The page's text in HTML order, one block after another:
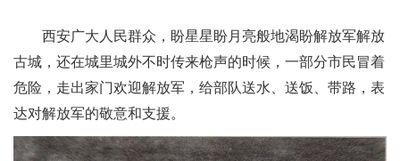
西安广大人民群众，盼星星盼月亮般地渴盼解放军解放
古城，还在城里城外不时传来枪声的时候，一部分市民冒着
危险，走出家门欢迎解放军，给部队送水、送饭、带路，表
达对解放军的敬意和支援。